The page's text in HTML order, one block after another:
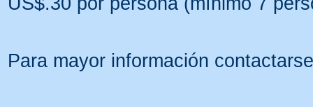
Para mayor información